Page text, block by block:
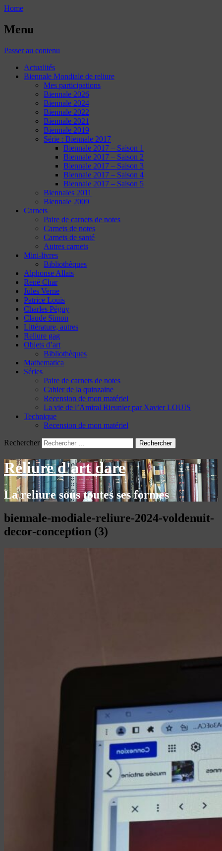
Home
Menu
Passer au contenu
Actualités
Biennale Mondiale de reliure
Mes participations
Biennale 2026
Biennale 2024
Biennale 2022
Biennale 2021
Biennale 2019
Série : Biennale 2017
Biennale 2017 – Saison 1
Biennale 2017 – Saison 2
Biennale 2017 – Saison 3
Biennale 2017 – Saison 4
Biennale 2017 – Saison 5
Biennales 2011
Biennale 2009
Carnets
Paire de carnets de notes
Carnets de notes
Carnets de santé
Autres carnets
Mini-livres
Bibliothèques
Alphonse Allais
René Char
Jules Verne
Patrice Louis
Charles Péguy
Claude Simon
Littérature, autres
Reliure gag
Objets d’art
Bibliothèques
Mathematica
Séries
Paire de carnets de notes
Cahier de la quinzaine
Recension de mon matériel
La vie de l’Amiral Rieunier par Xavier LOUIS
Technique
Recension de mon matériel
Rechercher
Reliure d'art dare
La reliure sous toutes ses formes
biennale-modiale-reliure-2024-voldenuit-
decor-conception (3)